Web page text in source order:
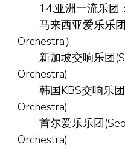
14.亚洲一流乐团：
马来西亚爱乐乐团
Orchestra）
新加坡交响乐团
Orchestra)
韩国KBS交响乐团
Orchestra)
首尔爱乐乐团
Orchestra)